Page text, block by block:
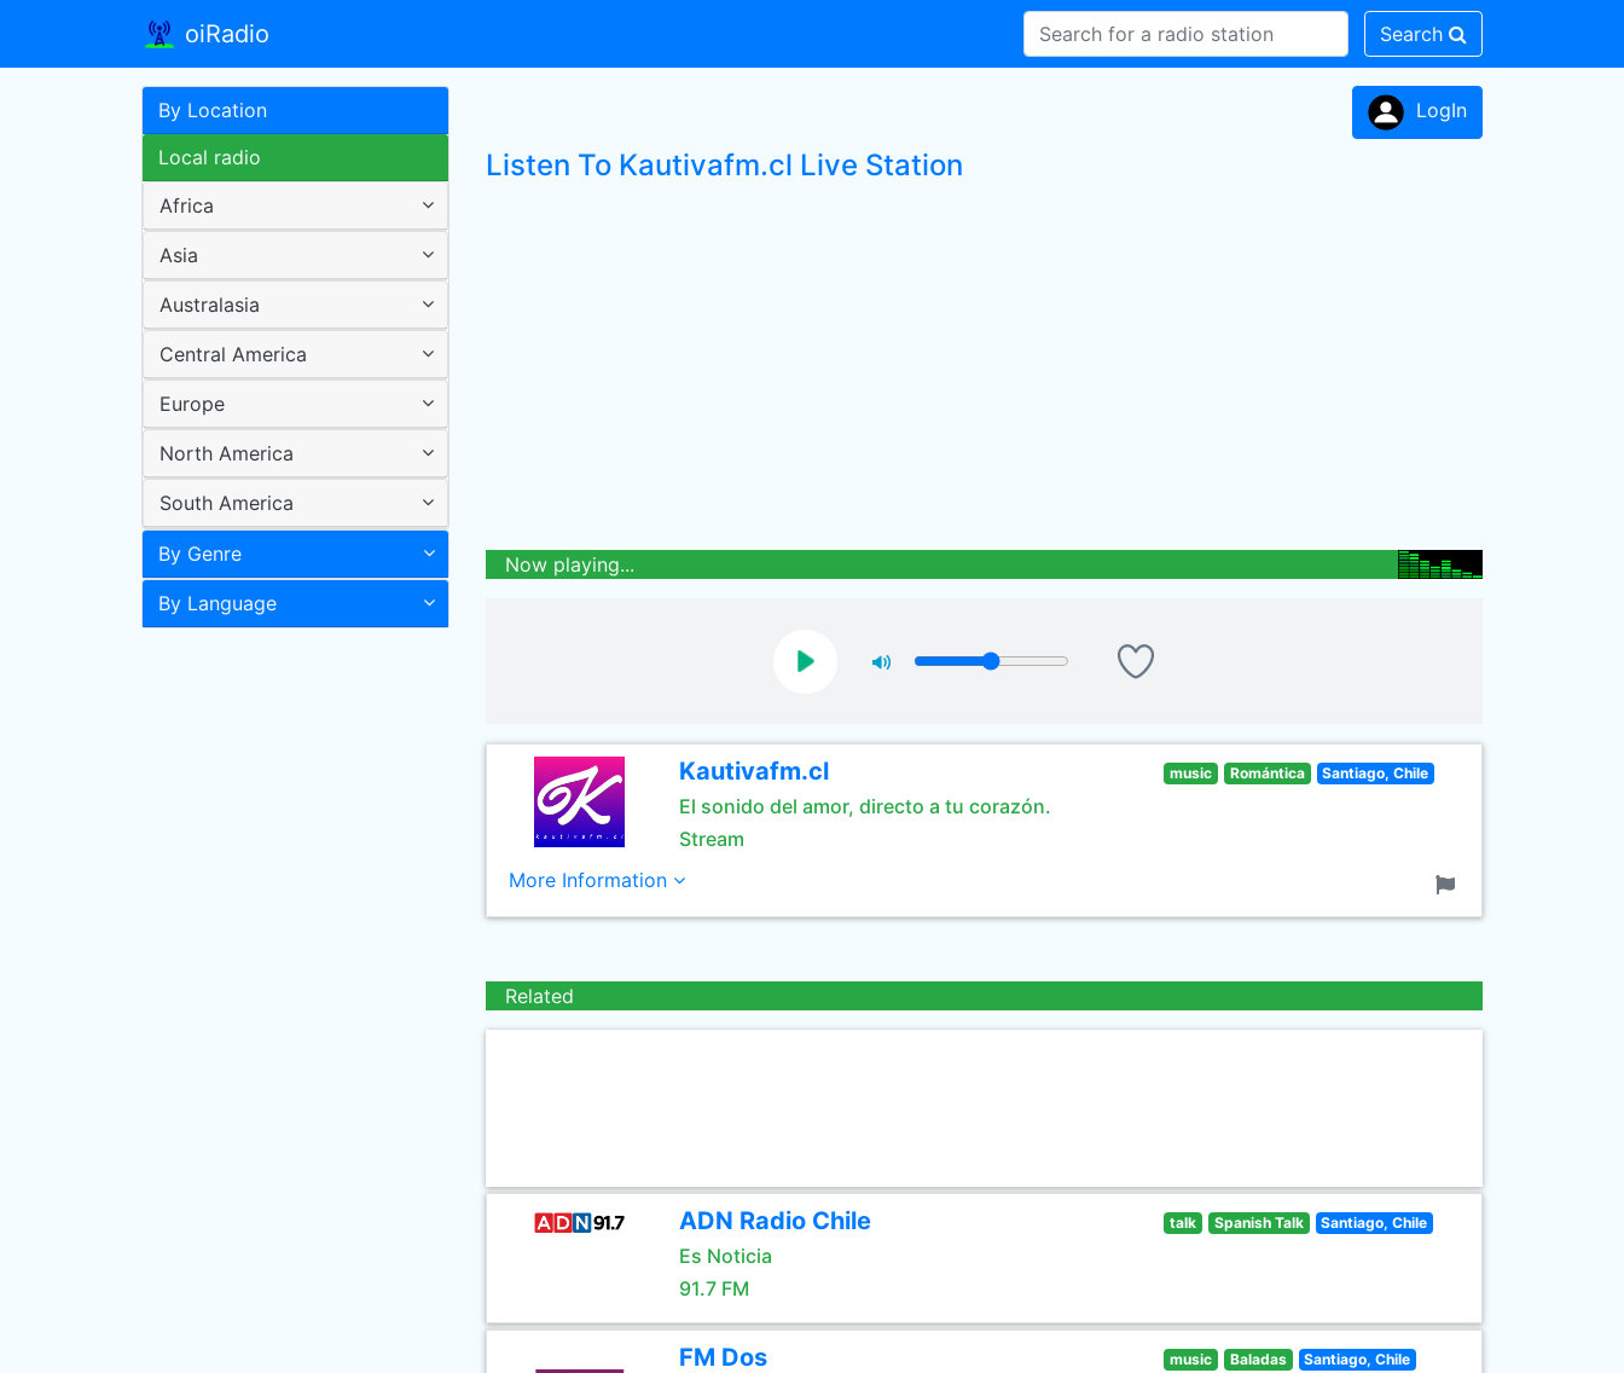
oiRadio Search
By Location
Local radio
Africa
Asia
Australasia
Central America
Europe
North America
South America
By Genre
By Language
LogIn
Listen To Kautivafm.cl Live Station
Now playing...
Kautivafm.cl
El sonido del amor, directo a tu corazón.
Stream
music Romántica Santiago, Chile
More Information
Related
ADN Radio Chile
Es Noticia
91.7 FM
talk Spanish Talk Santiago, Chile
FM Dos music Baladas Santiago, Chile